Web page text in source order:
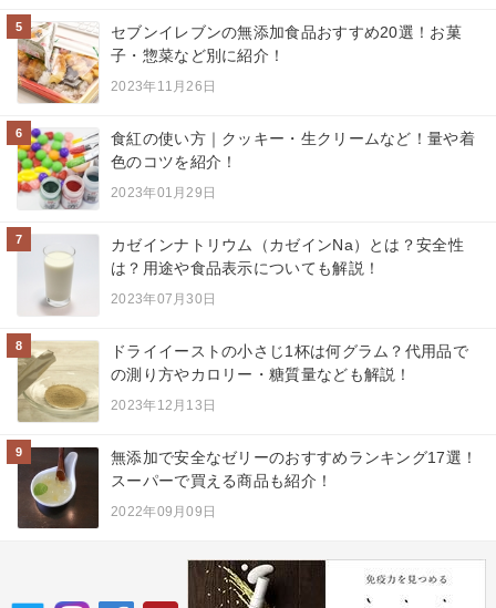
5
セブンイレブンの無添加食品おすすめ20選！お菓
子・惣菜など別に紹介！
2023年11月26日
6
食紅の使い方｜クッキー・生クリームなど！量や着
色のコツを紹介！
2023年01月29日
7
カゼインナトリウム（カゼインNa）とは？安全性
は？用途や食品表示についても解説！
2023年07月30日
8
ドライイーストの小さじ1杯は何グラム？代用品で
の測り方やカロリー・糖質量なども解説！
2023年12月13日
9
無添加で安全なゼリーのおすすめランキング17選！
スーパーで買える商品も紹介！
2022年09月09日